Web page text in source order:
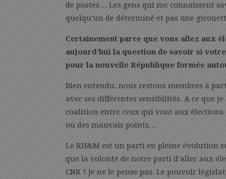
de postes… Les gens qui me connaissent
quelqu’un de déterminé et pas une
Certainement parce que vous allez aux
aujourd’hui la question de savoir si
pour la nouvelle République formée
Bien entendu, nous restons membres à
avec ses différentes sensibilités. A ce que
coalition entre ceux qui vont aux
ou des mauvais points…
Le RH&M est un parti en pleine évolution
que la volonté de notre parti d’aller aux
CNR ? Je ne le pense pas. Le pouvoir